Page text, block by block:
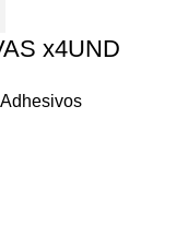
x4UND